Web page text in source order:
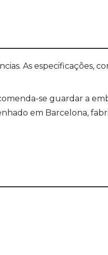
As especificações,
se guardar a
em Barcelona,